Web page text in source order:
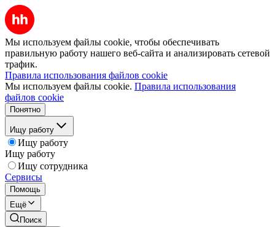
Мы используем файлы cookie, чтобы обеспечивать
правильную работу нашего веб-сайта и анализировать сетевой
трафик.
Правила использования файлов cookie
Мы используем файлы cookie. Правила использования
файлов cookie
Понятно
Ищу работу
Ищу работу
Ищу работу
Ищу сотрудника
Сервисы
Помощь
Ещё
Поиск